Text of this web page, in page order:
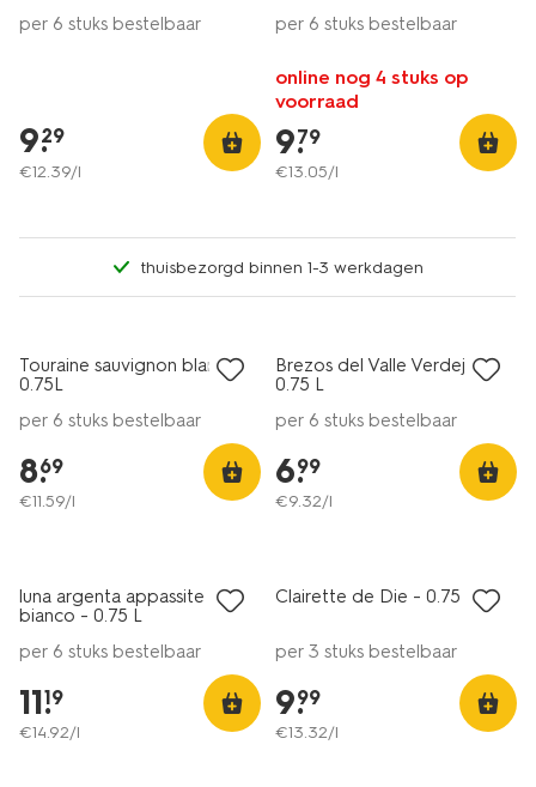
per 6 stuks bestelbaar
9.
29
€12.39/l
per 6 stuks bestelbaar
online nog 4 stuks op
voorraad
9.
79
€13.05/l
thuisbezorgd binnen 1-3 werkdagen
Touraine sauvignon blanc
0.75L
per 6 stuks bestelbaar
8.
69
€11.59/l
Brezos del Valle Verdejo -
0.75 L
per 6 stuks bestelbaar
6.
99
€9.32/l
luna argenta appassite
bianco - 0.75 L
per 6 stuks bestelbaar
11.
19
€14.92/l
Clairette de Die - 0.75 L
per 3 stuks bestelbaar
9.
99
€13.32/l